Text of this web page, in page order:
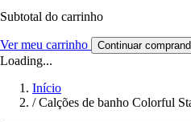
Subtotal do carrinho
Ver meu carrinho Continuar
Loading...
Início
/ Calções de banho Colorful